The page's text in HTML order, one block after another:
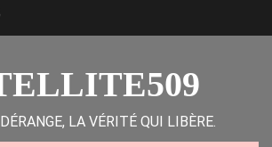
LA VÉRITÉ QUI LIBÈRE.